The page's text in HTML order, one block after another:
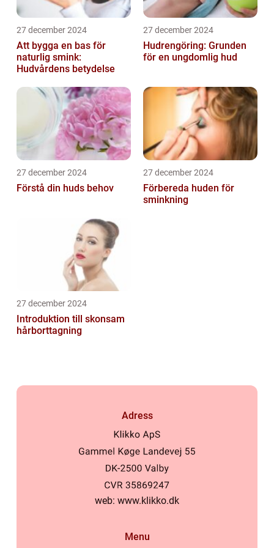
27 december 2024
Att bygga en bas för
naturlig smink:
Hudvårdens betydelse
27 december 2024
Hudrengöring: Grunden
för en ungdomlig hud
27 december 2024
Förstå din huds behov
27 december 2024
Förbereda huden för
sminkning
27 december 2024
Introduktion till skonsam
hårborttagning
Adress
web: www.klikko.dk
Menu